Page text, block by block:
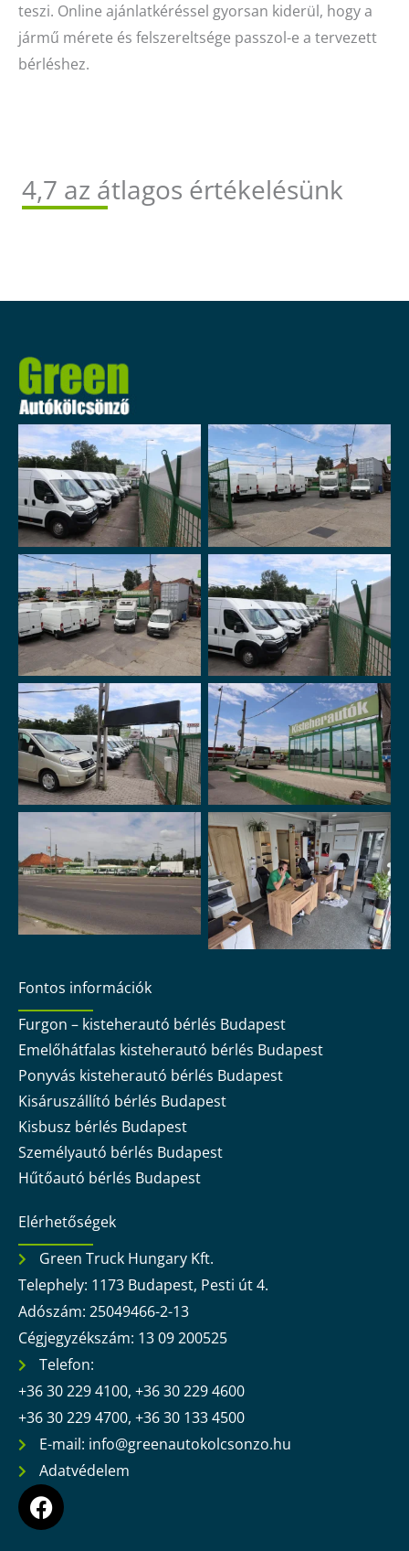
teszi. Online ajánlatkéréssel gyorsan kiderül, hogy a
jármű mérete és felszereltsége passzol-e a tervezett
bérléshez.
4,7 az átlagos értékelésünk
Fontos információk
Furgon – kisteherautó bérlés Budapest
Emelőhátfalas kisteherautó bérlés Budapest
Ponyvás kisteherautó bérlés Budapest
Kisáruszállító bérlés Budapest
Kisbusz bérlés Budapest
Személyautó bérlés Budapest
Hűtőautó bérlés Budapest
Elérhetőségek
Green Truck Hungary Kft.
Telephely: 1173 Budapest, Pesti út 4.
Adószám: 25049466-2-13
Cégjegyzékszám: 13 09 200525
Telefon:
+36 30 229 4100, +36 30 229 4600
+36 30 229 4700, +36 30 133 4500
E-mail: info@greenautokolcsonzo.hu
Adatvédelem
F
a
c